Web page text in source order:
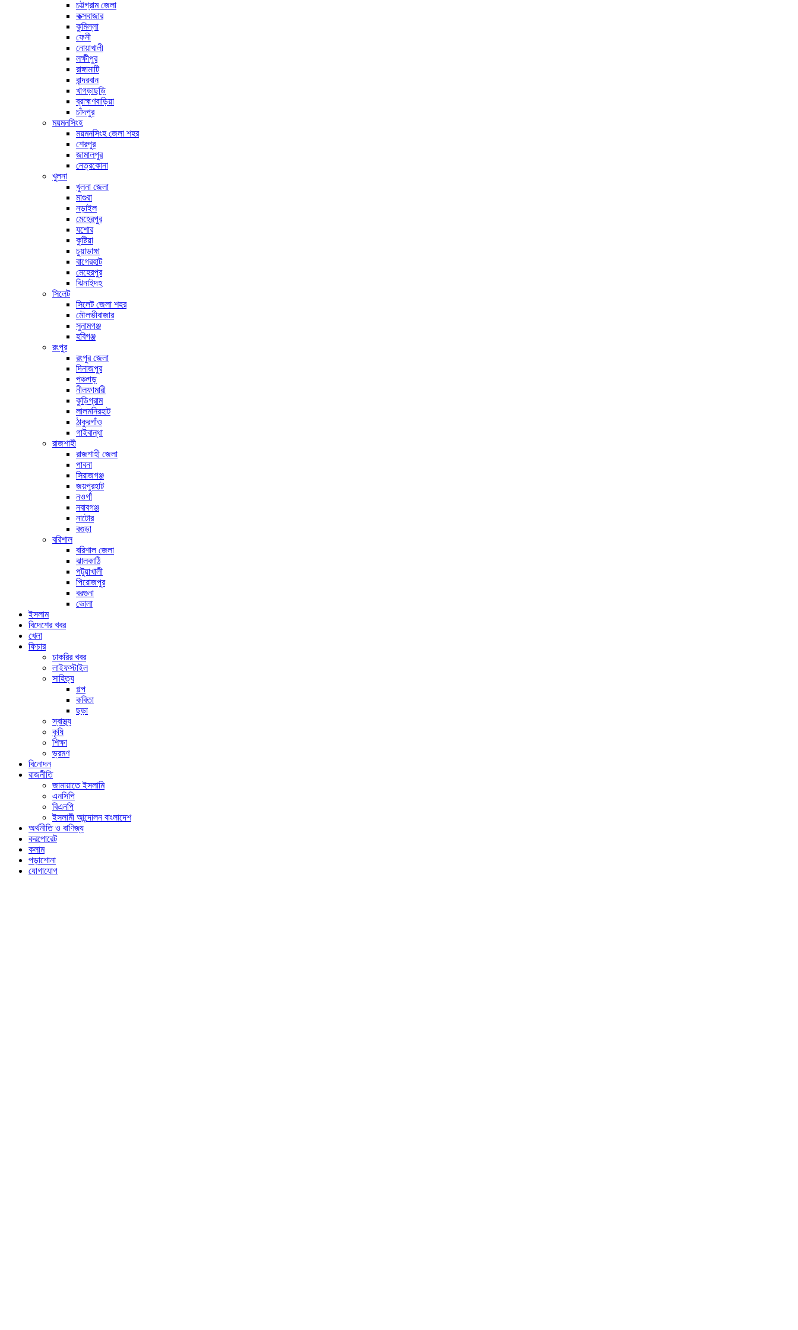
চট্টগ্রাম জেলা
কক্সবাজার
কুমিল্লা
ফেনী
নোয়াখালী
লক্ষীপুর
রাঙ্গামাটি
বান্দরবান
খাগড়াছড়ি
ব্রাহ্মণবাড়িয়া
চাঁদপুর
ময়মনসিংহ
ময়মনসিংহ জেলা শহর
শেরপুর
জামালপুর
নেত্রকোনা
খুলনা
খুলনা জেলা
মাগুরা
নড়াইল
মেহেরপুর
যশোর
কুষ্টিয়া
চুয়াডাঙ্গা
বাগেরহাট
মেহেরপুর
ঝিনাইদহ
সিলেট
সিলেট জেলা শহর
মৌলভীবাজার
সুনামগঞ্জ
হবিগঞ্জ
রংপুর
রংপুর জেলা
দিনাজপুর
পঞ্চগড়
নীলফামারী
কুড়িগ্রাম
লালমনিরহাট
ঠাকুরগাঁও
গাইবান্ধা
রাজশাহী
রাজশাহী জেলা
পাবনা
সিরাজগঞ্জ
জয়পুরহাট
নওগাঁ
নবাবগঞ্জ
নাটোর
বগুড়া
বরিশাল
বরিশাল জেলা
ঝালকাঠি
পটুয়াখালী
পিরোজপুর
বরগুনা
ভোলা
ইসলাম
বিদেশের খবর
খেলা
ফিচার
চাকরির খবর
লাইফস্টাইল
সাহিত্য
গল্প
কবিতা
ছড়া
স্বাস্থ্য
কৃষি
শিক্ষা
ভ্রমণ
বিনোদন
রাজনীতি
জামায়াতে ইসলামি
এনসিপি
বিএনপি
ইসলামী আন্দোলন বাংলাদেশ
অর্থনীতি ও বাণিজ্য
করপোরেট
কলাম
পড়াশোনা
যোগাযোগ